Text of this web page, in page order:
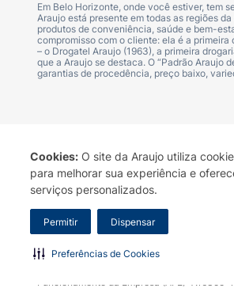
Cookies: O site da Araujo utiliza
para melhorar sua experiência e
serviços personalizados.
Permitir Dispensar
Preferências de Cookies
Este medicamento é
Este medicamento não
de gravidez.
• Se você tem uma
chamado inibidor da
tomando doses
médico para iniciar
principalmente na
tomar Diovan® e
algum destes tópicos
Em Belo Horizonte, onde você estiver, tem
Araujo está presente em todas as regiões
produtos de conveniência, saúde e bem-
compromisso com o cliente: ela é a
– o Drogatel Araujo (1963), a primeira
que a Araujo se destaca. O “Padrão Araujo
garantias de procedência, preço baixo,
Termo de Uso Portal da Privacidade
A Drogaria Araujo S/A informa que o seu
marca. Para sua segurança
Araujo S.A. Em caso de dúvidas, gentileza
Razão Social: Drogaria Araujo S.A | CNPJ:
0300.313.1010 e (31) 3270-5000 Horário
10.965 | Yasmin Silva Alvarenga – CRF
Funcionamento da Empresa (AFE): 7.16355-1